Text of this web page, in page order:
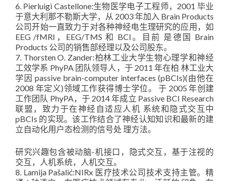
6. Pierluigi Castellone:生物医学电子工程师，2001 毕业
于意大利那不勒斯大学，从 2003 年加入 Brain Products
公司开始一直致力于对各种神经电生理研究的应用，如
EEG /fMRI，EEG/TMS 和 BCI。目前 是德国 Brain
Products 公司的销售部经理以及公司股东。
7. Thorsten O. Zander:柏林工业大学生物心理学和神经
工效学系 PhyPA 团队领导人，于 2011 年在柏 林工业大
学因 passive brain-computer interfaces (pBCIs)(由他在
2008 年定义)领域工作获得博士学位。 于 2005 年创建
工作团队 PhyPA，于 2014 年成立 Passive BCI Research
联盟，致力于在神经自适应人机 系统和隐式交互中
pBCIs 的实现。该工作结合了神经认知知识和最新的建
立自动化用户态检测的信号处 理方法。
研究兴趣包含被动脑-机接口，隐式交互，基于注视的
交互，人机系统，人机交互。
8. Lamija Pašalić:NIRx 医疗技术公司技术支持主管。精